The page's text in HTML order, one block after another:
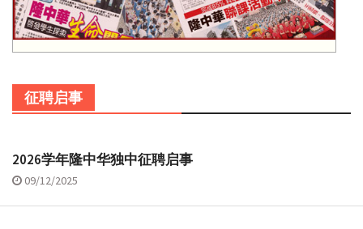
征聘启事
2026学年隆中华独中征聘启事
09/12/2025